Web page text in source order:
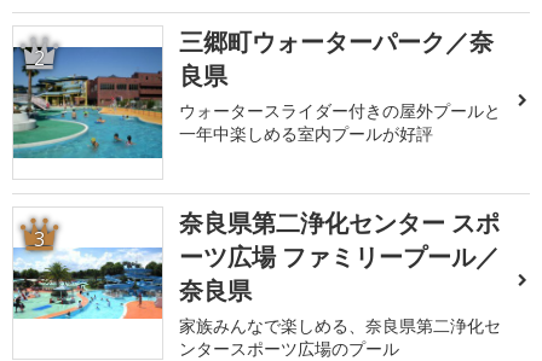
2
三郷町ウォーターパーク／奈
良県
ウォータースライダー付きの屋外プールと
一年中楽しめる室内プールが好評
3
奈良県第二浄化センター スポ
ーツ広場 ファミリープール／
奈良県
家族みんなで楽しめる、奈良県第二浄化セ
ンタースポーツ広場のプール